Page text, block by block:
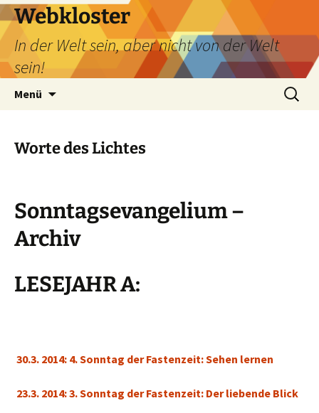
Webkloster
In der Welt sein, aber nicht von der Welt
sein!
Menü
Suchen
nach:
Worte des Lichtes
Sonntagsevangelium –
Archiv
LESEJAHR A:
30.3. 2014: 4. Sonntag der Fastenzeit: Sehen lernen
23.3. 2014: 3. Sonntag der Fastenzeit: Der liebende Blick